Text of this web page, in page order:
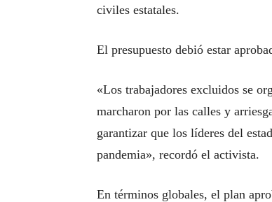
civiles estatales.
El presupuesto debió estar
«Los trabajadores excluidos se
marcharon por las calles y
garantizar que los líderes del
pandemia», recordó el activista.
En términos globales, el plan